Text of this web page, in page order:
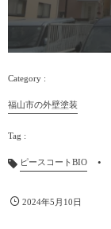
福山市の外壁塗装
ピースコートBIO
2024年5月10日